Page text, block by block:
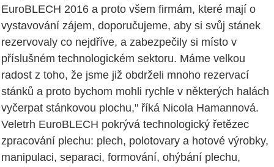
EuroBLECH 2016 a proto všem firmám, které mají o
vystavování zájem, doporučujeme, aby si svůj stánek
rezervovaly co nejdříve, a zabezpečily si místo v
příslušném technologickém sektoru. Máme velkou
radost z toho, že jsme již obdrželi mnoho rezervací
stánků a proto bychom mohli rychle v některých halách
vyčerpat stánkovou plochu," říká Nicola Hamannová.
Veletrh EuroBLECH pokrývá technologický řetězec
zpracování plechu: plech, polotovary a hotové výrobky,
manipulaci, separaci, formování, ohýbání plechu,